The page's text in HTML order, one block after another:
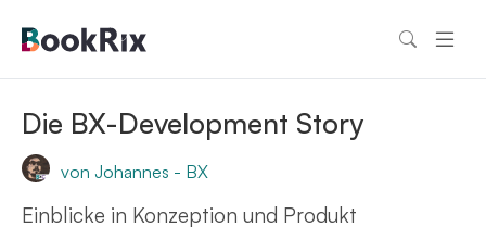
Die BX-Development Story
von Johannes - BX
Einblicke in Konzeption und Produkt